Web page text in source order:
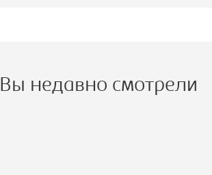
Вы недавно смотрели